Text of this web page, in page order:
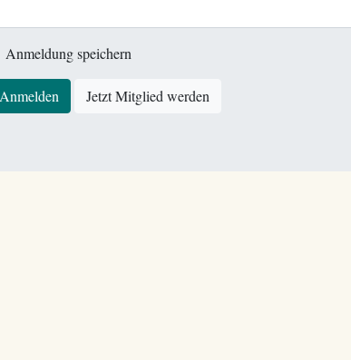
Anmeldung speichern
Anmelden Jetzt Mitglied werden